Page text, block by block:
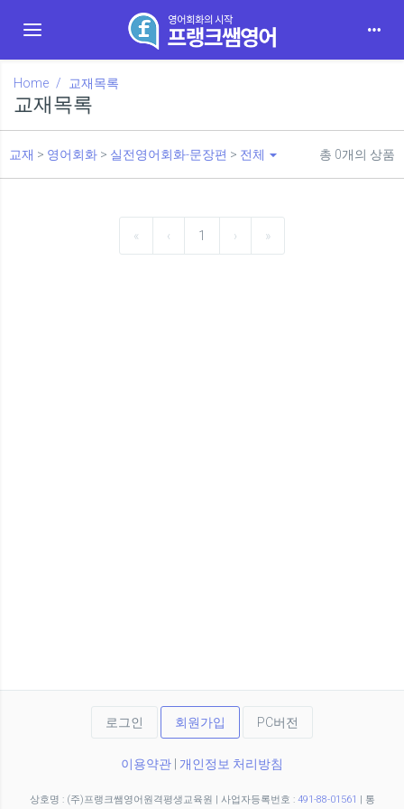
Toggle navigation
Home 교재목록
교재목록
교재 > 영어회화 > 실전영어회화-문장편 > 전체 총 0개의 상품
« ‹ 1 › »
로그인 회원가입 PC버전
이용약관 개인정보 처리방침
상호명 : (주)프랭크쌤영어원격평생교육원 | 사업자등록번호 : 491-88-01561 | 통